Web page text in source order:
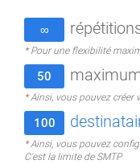
∞
* Pour une flexibilité
50
* Ainsi, vous pouvez créer
100
* Ainsi, vous pouvez
C'est la limite de SMTP